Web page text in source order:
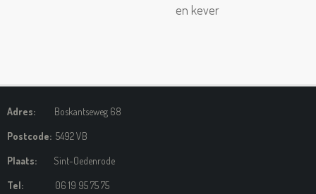
en kever
Adres: Boskantseweg 68
Postcode: 5492 VB
Plaats: Sint-Oedenrode
Tel: 06 19 95 75 75